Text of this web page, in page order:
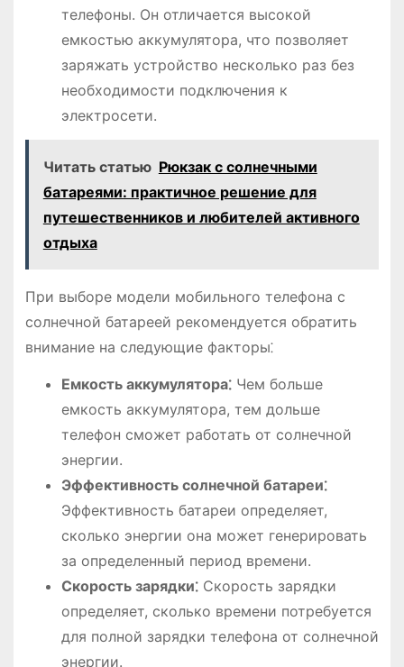
телефоны. Он отличается высокой
емкостью аккумулятора, что позволяет
заряжать устройство несколько раз без
необходимости подключения к
электросети.
Читать статью Рюкзак с солнечными
батареями: практичное решение для
путешественников и любителей активного
отдыха
При выборе модели мобильного телефона с
солнечной батареей рекомендуется обратить
внимание на следующие факторы⁚
Емкость аккумулятора⁚Чем больше
емкость аккумулятора, тем дольше
телефон сможет работать от солнечной
энергии.
Эффективность солнечной батареи⁚
Эффективность батареи определяет,
сколько энергии она может генерировать
за определенный период времени.
Скорость зарядки⁚Скорость зарядки
определяет, сколько времени потребуется
для полной зарядки телефона от солнечной
энергии.